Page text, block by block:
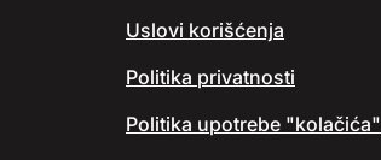
Uslovi korišćenja
Politika privatnosti
Politika upotrebe "kolačića"